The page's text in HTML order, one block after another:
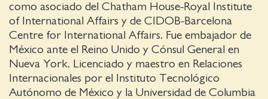
como asociado del Chatham House-Royal Institute
of International Affairs y de CIDOB-Barcelona
Centre for International Affairs. Fue embajador de
México ante el Reino Unido y Cónsul General en
Nueva York. Licenciado y maestro en Relaciones
Internacionales por el Instituto Tecnológico
Autónomo de México y la Universidad de Columbia